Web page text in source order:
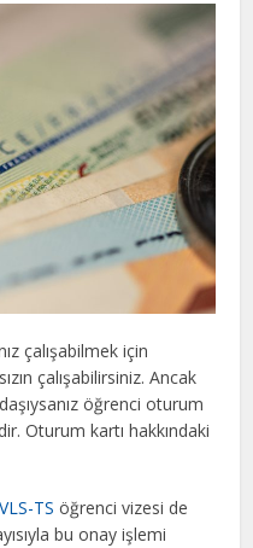
çalışabilmek için
çalışabilirsiniz. Ancak
öğrenci oturum
Oturum kartı hakkındaki
VLS-TS öğrenci vizesi de
bu onay işlemi